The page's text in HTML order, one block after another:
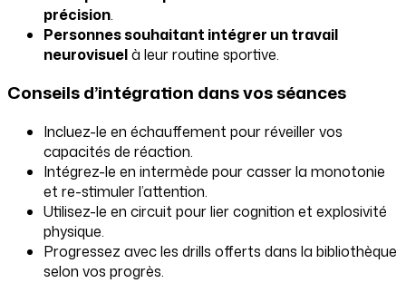
précision.
Personnes souhaitant intégrer un travail
neurovisuelà leur routine sportive.
Conseils d’intégration dans vos séances
Incluez-le en échauffement pour réveiller vos
capacités de réaction.
Intégrez-le en intermède pour casser la monotonie
et re-stimuler l’attention.
Utilisez-le en circuit pour lier cognition et explosivité
physique.
Progressez avec les drills offerts dans la bibliothèque
selon vos progrès.